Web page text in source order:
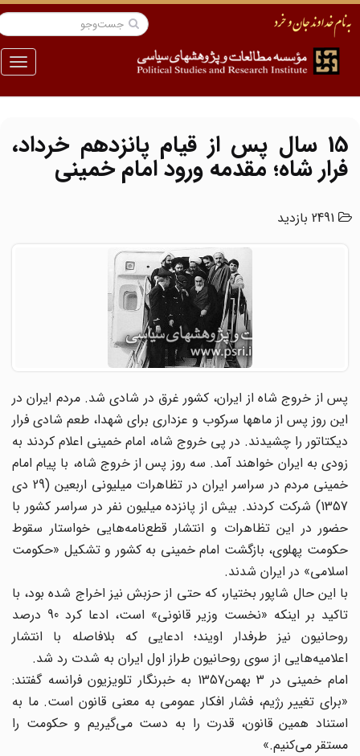
منو
15 سال پس از قیام پانزدهم خرداد،
فرار شاه؛ مقدمه ورود امام خمینی
2491 بازدید
پس از خروج شاه از ایران، کشور غرق در شادی شد. مردم ایران در
این روز پس از ماهها سرکوب و عزداری برای شهدا، طعم شادی فرار
دیکتاتور را چشیدند. در پی خروج شاه، امام خمینی اعلام کردند به
زودی به ایران خواهند آمد. سه روز پس از خروج شاه، با پیام امام
خمینی مردم در سراسر ایران در تظاهرات میلیونی اربعین (29 دی
1357) شرکت کردند. بیش از پانزده میلیون نفر در سراسر کشور با
حضور در این تظاهرات و انتشار قطع‌نامه‌هایی خواستار سقوط
حکومت پهلوی، بازگشت امام خمینی به کشور و تشکیل «حکومت
اسلامی» در ایران شدند.
با این حال شاپور بختیار، که حتی از حزبش نیز اخراج شده بود، با
تاکید بر اینکه «نخست وزیر قانونی» است، ادعا کرد 90 درصد
روحانیون نیز طرفدار اویند؛ ادعایی که بلافاصله با انتشار
اعلامیه‌هایی از سوی روحانیون طراز اول ایران به شدت رد شد.
امام خمینی در 3 بهمن1357 به خبرنگار تلویزیون فرانسه گفتند:
«برای تغییر رژیم، فشار افکار عمومی به معنی قانون است. ما به
استناد همین قانون، قدرت را به دست می‌گیریم و حکومت را
مستقر می‌کنیم.»